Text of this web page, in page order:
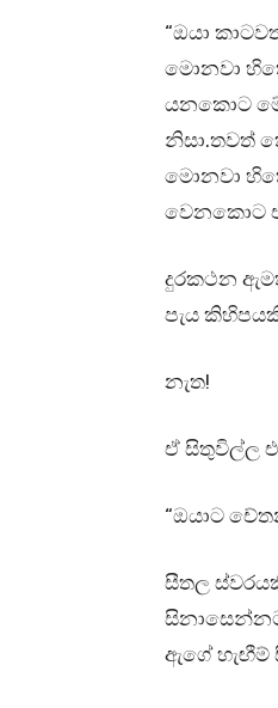
“ඔයා
මොනවා
යනකොට මේ
නිසා.තවත්
මොනවා
වෙනකොට
දුරකථන
පැය
නැත!
ඒ සිතුවිල්ල
“ඔයාට
සීතල
ඇගේ හැඟීම්